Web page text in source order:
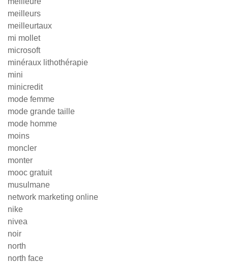
meilleurs
meilleurtaux
mi mollet
microsoft
minéraux lithothérapie
mini
minicredit
mode femme
mode grande taille
mode homme
moins
moncler
monter
mooc gratuit
musulmane
network marketing online
nike
nivea
noir
north
north face